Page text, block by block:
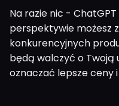
Na razie nic - ChatGPT
perspektywie możesz
konkurencyjnych
będą walczyć o Twoją
oznaczać lepsze ceny